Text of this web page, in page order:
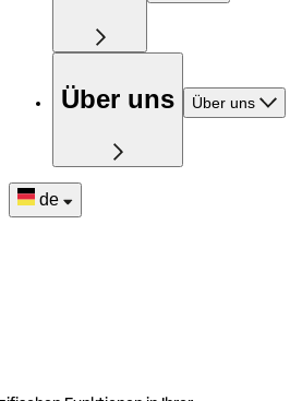
Über uns Über uns
de